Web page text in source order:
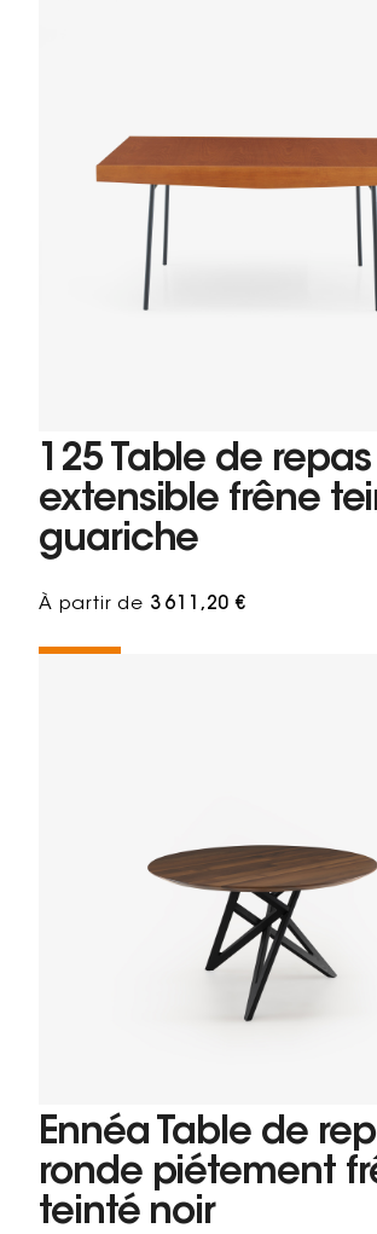
125 Table de repas
extensible frêne
guariche
À partir de 3 611,20 €
Ennéa Table de
ronde piétement
teinté noir